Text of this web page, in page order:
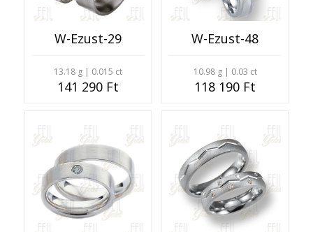
W-Ezust-29
13.18 g | 0.015 ct
141 290 Ft
W-Ezust-48
10.98 g | 0.03 ct
118 190 Ft